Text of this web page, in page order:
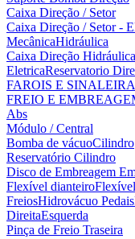
Caixa Direção / Setor
Caixa Direção / Setor -
MecânicaHidráulica
Caixa Direção Hidráulica
EletricaReservatorio
FAROIS E
FREIO E
Abs
Módulo / Central
Bomba de vácuoCilindro
Reservatório Cilindro
Disco de Embreagem
Flexível dianteiro
FreiosHidrovácuo Pedais
DireitaEsquerda
Pinça de Freio Traseira